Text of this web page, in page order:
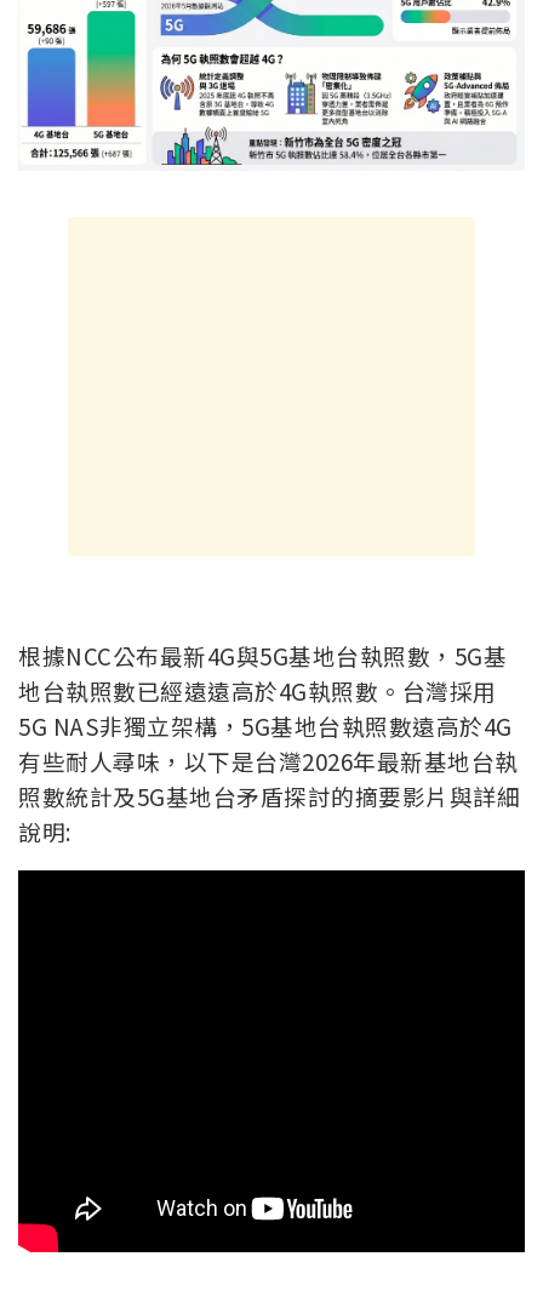
根據NCC公布最新4G與5G基地台執照數，5G基
地台執照數已經遠遠高於4G執照數。台灣採用
5G NAS非獨立架構，5G基地台執照數遠高於4G
有些耐人尋味，以下是台灣2026年最新基地台執
照數統計及5G基地台矛盾探討的摘要影片與詳細
說明: